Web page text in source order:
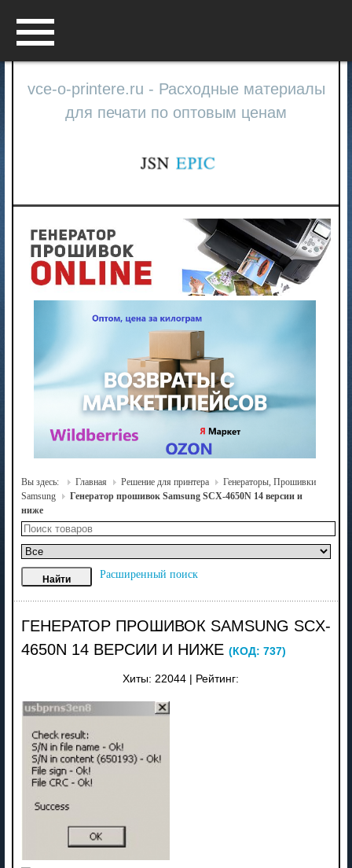
vce-o-printere.ru - Расходные материалы
для печати по оптовым ценам
Вы здесь: Главная Решение для принтера
Генераторы, Прошивки
Samsung
Генератор прошивок Samsung SCX-4650N 14 версии и
ниже
Расширенный поиск
ГЕНЕРАТОР ПРОШИВОК SAMSUNG SCX-
4650N 14 ВЕРСИИ И НИЖЕ (КОД: 737)
Хиты: 22044 Рейтинг: